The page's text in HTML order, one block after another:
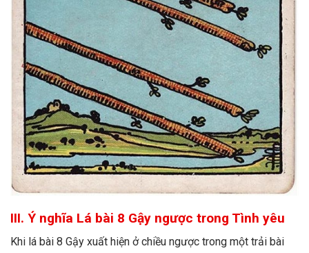
III. Ý nghĩa Lá bài 8 Gậy ngược trong Tình yêu
Khi lá bài 8 Gậy xuất hiện ở chiều ngược trong một trải bài